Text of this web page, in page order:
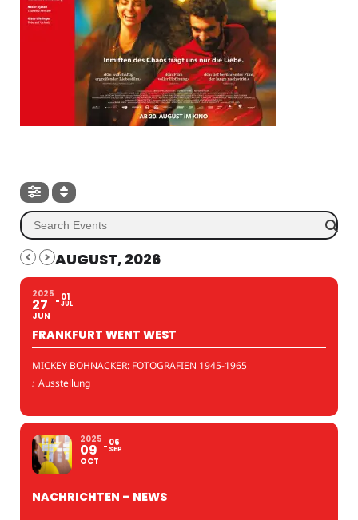
AUGUST, 2026
2025
27
JUN
01
JUL
FRANKFURT WENT WEST
MICKEY BOHNACKER: FOTOGRAFIEN 1945-1965
: Ausstellung
2025
09
OCT
06
SEP
NACHRICHTEN – NEWS